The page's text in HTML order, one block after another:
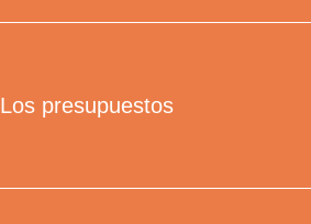
Los presupuestos